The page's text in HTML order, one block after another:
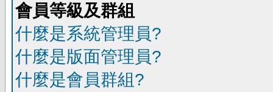
會員等級及群組
什麼是系統管理員?
什麼是版面管理員?
什麼是會員群組?